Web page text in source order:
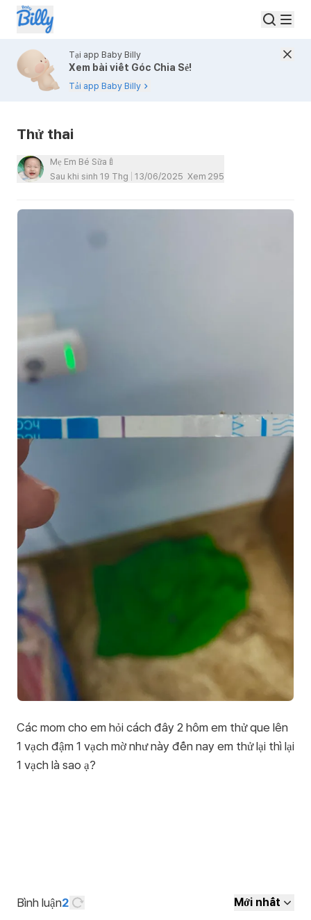
Tại app Baby Billy
Xem bài viết Góc Chia Sẻ!
Tải app Baby Billy
Thử thai
Mẹ Em Bé Sữa🍼
Sau khi sinh 19 Thg
13/06/2025 Xem 295
Các mom cho em hỏi cách đây 2 hôm em thử que lên
1 vạch đậm 1 vạch mờ như này đến nay em thử lại thì lại
1 vạch là sao ạ?
Bình luận2 Mới nhất